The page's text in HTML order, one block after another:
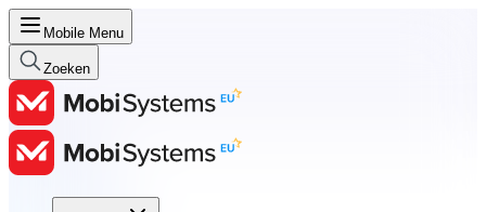
Mobile Menu
Zoeken